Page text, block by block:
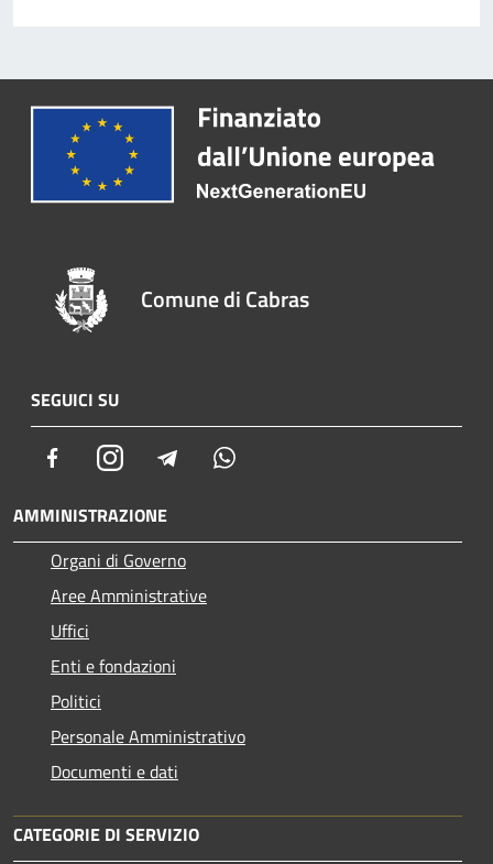
Comune di Cabras
SEGUICI SU
FacebookInstagram Telegram
AMMINISTRAZIONE
Organi di Governo
Aree Amministrative
Uffici
Enti e fondazioni
Politici
Personale Amministrativo
Documenti e dati
CATEGORIE DI SERVIZIO